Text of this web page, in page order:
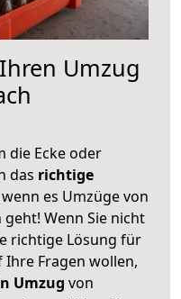
Umzug
die Ecke oder
das richtige
es Umzüge von
Wenn Sie nicht
richtige Lösung für
Ihre Fragen wollen,
Umzug von